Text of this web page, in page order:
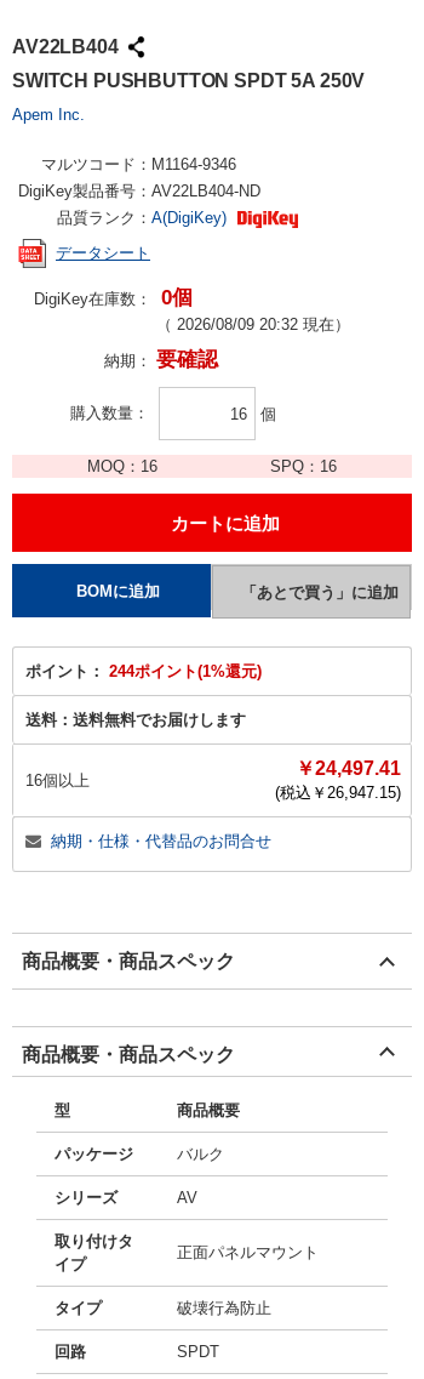
AV22LB404
SWITCH PUSHBUTTON SPDT 5A 250V
Apem Inc.
マルツコード： M1164-9346
DigiKey製品番号： AV22LB404-ND
品質ランク： A(DigiKey)
データシート
DigiKey在庫数： 0個
（ 2026/08/09 20:32 現在）
納期： 要確認
購入数量 個
MOQ： 16 SPQ： 16
ポイント： 244ポイント(1%還元)
送料： 送料無料でお届けします
16個以上
￥24,497.41
(税込￥ 26,947.15)
納期・仕様・代替品のお問合せ
商品概要・商品スペック
商品概要・商品スペック
型 商品概要
パッケージ バルク
シリーズ AV
取り付けタ
イプ
正面パネルマウント
タイプ 破壊行為防止
回路 SPDT